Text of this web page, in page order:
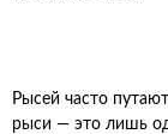
Рысей часто
рыси — это лишь